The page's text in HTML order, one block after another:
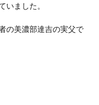
いました。
の美濃部達吉の実父で